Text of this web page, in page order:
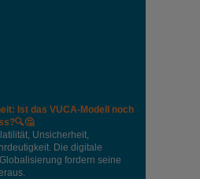
Ist das VUCA-Modell noch
Unsicherheit,
Die digitale
fordern seine